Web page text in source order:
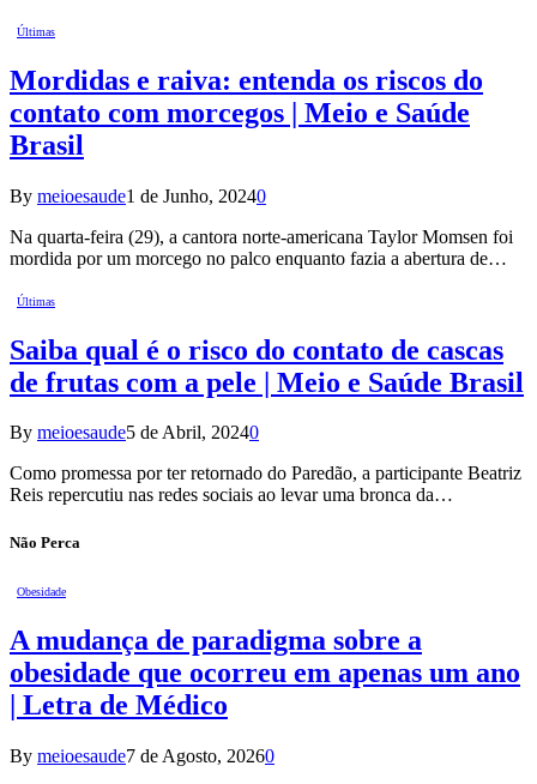
Últimas
Mordidas e raiva: entenda os riscos do
contato com morcegos | Meio e Saúde
Brasil
By meioesaude1 de Junho, 20240
Na quarta-feira (29), a cantora norte-americana Taylor Momsen foi
mordida por um morcego no palco enquanto fazia a abertura de…
Últimas
Saiba qual é o risco do contato de cascas
de frutas com a pele | Meio e Saúde Brasil
By meioesaude5 de Abril, 20240
Como promessa por ter retornado do Paredão, a participante Beatriz
Reis repercutiu nas redes sociais ao levar uma bronca da…
Não Perca
Obesidade
A mudança de paradigma sobre a
obesidade que ocorreu em apenas um ano
| Letra de Médico
By meioesaude7 de Agosto, 20260